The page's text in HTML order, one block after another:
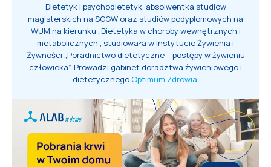
Dietetyk i psychodietetyk, absolwentka studiów
magisterskich na SGGW oraz studiów podyplomowych na
WUM na kierunku „Dietetyka w choroby wewnętrznych i
metabolicznych”, studiowała w Instytucie Żywienia i
Żywności „Poradnictwo dietetyczne – postępy w żywieniu
człowieka”. Prowadzi gabinet doradztwa żywieniowego i
dietetycznego Optimum Zdrowia.